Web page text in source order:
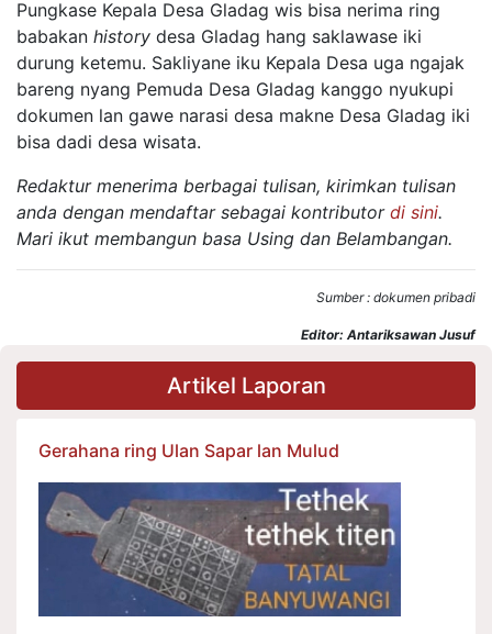
Pungkase Kepala Desa Gladag wis bisa nerima ring
babakan history desa Gladag hang saklawase iki
durung ketemu. Sakliyane iku Kepala Desa uga ngajak
bareng nyang Pemuda Desa Gladag kanggo nyukupi
dokumen lan gawe narasi desa makne Desa Gladag iki
bisa dadi desa wisata.
Redaktur menerima berbagai tulisan, kirimkan tulisan
anda dengan mendaftar sebagai kontributor di sini.
Mari ikut membangun basa Using dan Belambangan.
Sumber : dokumen pribadi
Editor: Antariksawan Jusuf
Artikel Laporan
Gerahana ring Ulan Sapar lan Mulud